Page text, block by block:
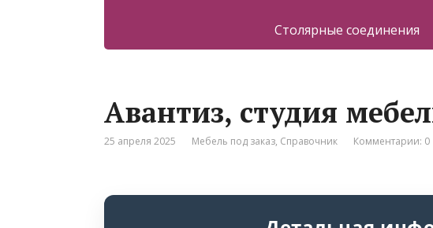
Столярные соединения
Авантиз, студия
25 апреля 2025 Мебель под заказ, Справочник Комментарии: 0